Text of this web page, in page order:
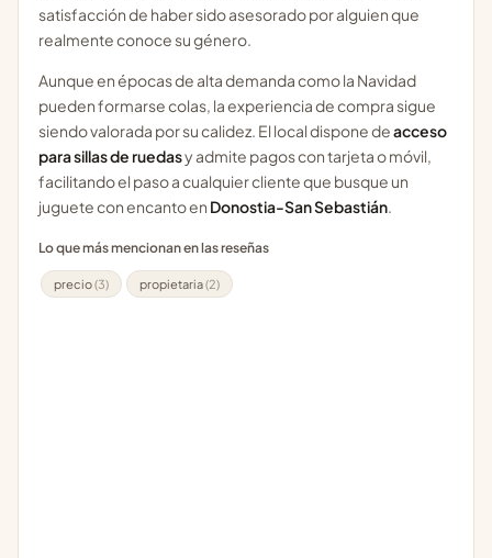
satisfacción de haber sido asesorado por alguien que
realmente conoce su género.
Aunque en épocas de alta demanda como la Navidad
pueden formarse colas, la experiencia de compra sigue
siendo valorada por su calidez. El local dispone deacceso
para sillas de ruedasy admite pagos con tarjeta o móvil,
facilitando el paso a cualquier cliente que busque un
juguete con encanto en Donostia-San Sebastián.
Lo que más mencionan en las reseñas
precio(3) propietaria(2)